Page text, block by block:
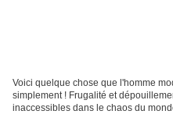
Voici quelque chose que l'homme
simplement ! Frugalité et
inaccessibles dans le chaos du